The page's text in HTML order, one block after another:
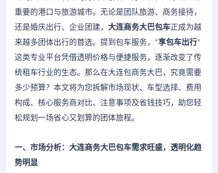
重要的港口与旅游城市。无论是团队旅游、商务接待，
还是婚庆出行、企业团建， 大连商务大巴包车正成为越
来越多团体出行的首选。提到包车服务， “享包车出行”
这类专业平台凭借透明价格与便捷服务，逐渐改变了传
统租车行业的生态。那么在大连包商务大巴，究竟需要
多少预算？本文将为您拆解市场现状、车型选择、费用
构成、核心服务商对比、注意事项及省钱技巧，助您轻
松规划一场省心又划算的团体旅程。
一、市场分析：大连商务大巴包车需求旺盛，透明化趋
势明显